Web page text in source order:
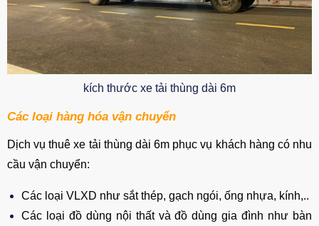
kích thước xe tải thùng dài 6m
Các loại hàng hóa vận chuyển
Dịch vụ thuê xe tải thùng dài 6m phục vụ khách hàng có nhu
cầu vận chuyển:
Các loại VLXD như sắt thép, gạch ngói, ống nhựa, kính,..
Các loại đồ dùng nội thất và đồ dùng gia đình như bàn